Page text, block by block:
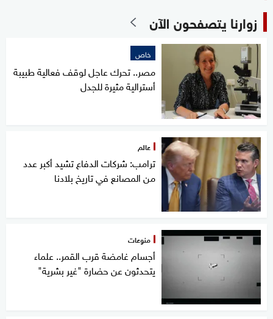
زوارنا يتصفحون الآن
خاص
مصر.. تحرك عاجل لوقف فعالية طبيبة
أسترالية مثيرة للجدل
عالم
ترامب: شركات الدفاع تشيد أكبر عدد
من المصانع في تاريخ بلادنا
منوعات
أجسام غامضة قرب القمر.. علماء
يتحدثون عن حضارة "غير بشرية"